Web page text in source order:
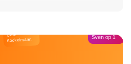
Café
Kockelmann Sven op 1